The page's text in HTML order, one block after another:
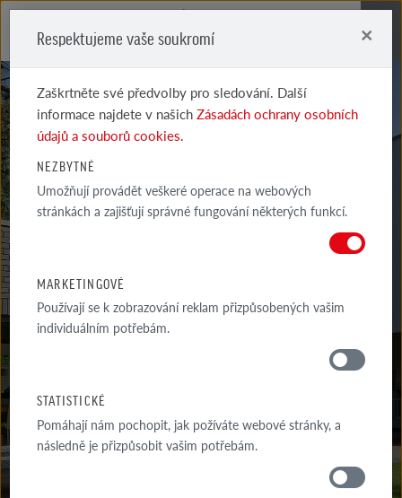
FILSUM
KDE
Respektujeme vaše soukromí ×
Zaškrtněte své předvolby pro sledování. Další
informace najdete v našichZásadách ochrany osobních
údajů a souborů cookies.
NEZBYTNÉ
Umožňují provádět veškeré operace na webových
stránkách a zajišťují správné fungování některých funkcí.
MARKETINGOVÉ
Používají se k zobrazování reklam přizpůsobených vašim
individuálním potřebám.
STATISTICKÉ
Pomáhají nám pochopit, jak požíváte webové stránky, a
následně je přizpůsobit vašim potřebám.